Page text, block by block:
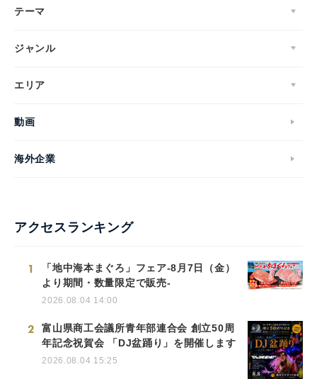
テーマ
ジャンル
エリア
動画
海外企業
アクセスランキング
1
「地中海本まぐろ」フェア-8月7日（金）
より期間・数量限定で販売-
2026.08.04 14:00
2
富山県商工会議所青年部連合会 創立50周
年記念祝賀会 「DJ盆踊り」を開催します
2026.08.04 15:25